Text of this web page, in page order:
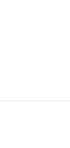
이메일을 다
회원가입
이용을 위하여
합 또는 이와
인증코드를 말
로써 효력을 발
전달
에 따른 요금정
발송, 부정 이용